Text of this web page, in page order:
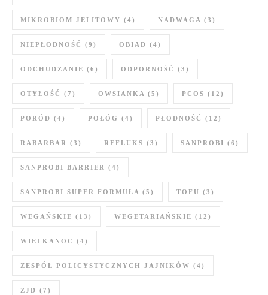
MIKROBIOM JELITOWY (4) NADWAGA (3)
NIEPŁODNOŚĆ (9) OBIAD (4)
ODCHUDZANIE (6) ODPORNOŚĆ (3)
OTYŁOŚĆ (7) OWSIANKA (5) PCOS (12)
PORÓD (4) POŁÓG (4) PŁODNOŚĆ (12)
RABARBAR (3) REFLUKS (3) SANPROBI (6)
SANPROBI BARRIER (4)
SANPROBI SUPER FORMUŁA (5) TOFU (3)
WEGAŃSKIE (13) WEGETARIAŃSKIE (12)
WIELKANOC (4)
ZESPÓŁ POLICYSTYCZNYCH JAJNIKÓW (4)
ZJD (7)